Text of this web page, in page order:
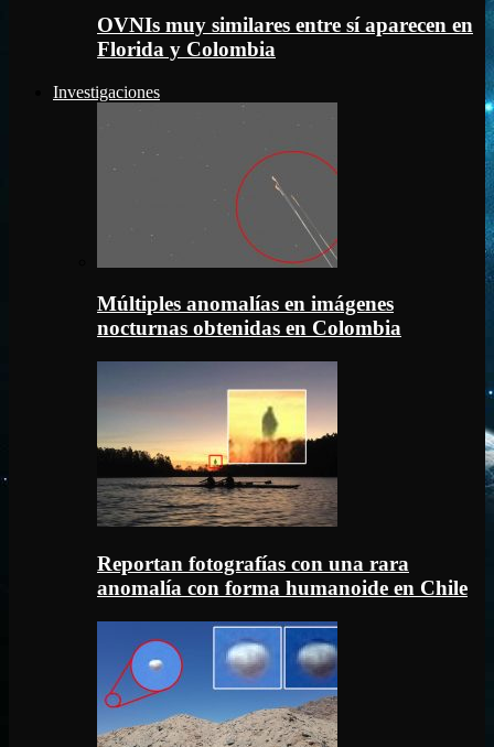
OVNIs muy similares entre sí aparecen en
Florida y Colombia
Investigaciones
Múltiples anomalías en imágenes
nocturnas obtenidas en Colombia
Reportan fotografías con una rara
anomalía con forma humanoide en Chile